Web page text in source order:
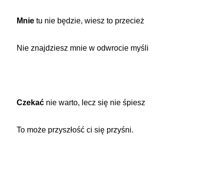
Mnie tu nie będzie, wiesz to przecież
Nie znajdziesz mnie w odwrocie myśli
Czekać nie warto, lecz się nie śpiesz
To może przyszłość ci się przyśni.